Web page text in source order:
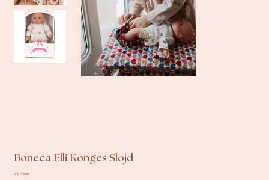
Boneca Elli Konges Slojd
Preço
R$ 678,00